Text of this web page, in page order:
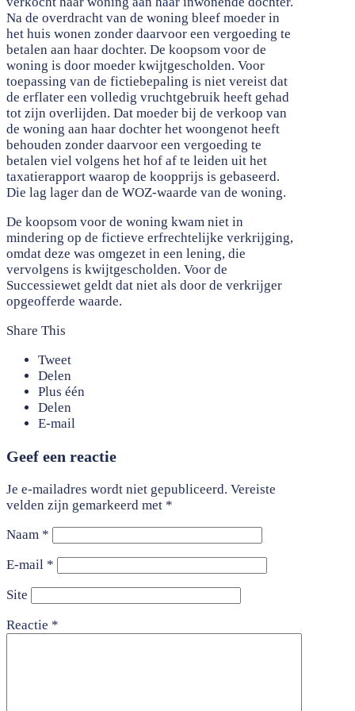
Na de overdracht van de woning bleef moeder in
het huis wonen zonder daarvoor een vergoeding te
betalen aan haar dochter. De koopsom voor de
woning is door moeder kwijtgescholden. Voor
toepassing van de fictiebepaling is niet vereist dat
de erflater een volledig vruchtgebruik heeft gehad
tot zijn overlijden. Dat moeder bij de verkoop van
de woning aan haar dochter het woongenot heeft
behouden zonder daarvoor een vergoeding te
betalen viel volgens het hof af te leiden uit het
taxatierapport waarop de koopprijs is gebaseerd.
Die lag lager dan de WOZ-waarde van de woning.
De koopsom voor de woning kwam niet in
mindering op de fictieve erfrechtelijke verkrijging,
omdat deze was omgezet in een lening, die
vervolgens is kwijtgescholden. Voor de
Successiewet geldt dat niet als door de verkrijger
opgeofferde waarde.
Share This
Tweet
Delen
Plus één
Delen
E-mail
Geef een reactie
Je e-mailadres wordt niet gepubliceerd. Vereiste
velden zijn gemarkeerd met *
Naam *
E-mail *
Site
Reactie *